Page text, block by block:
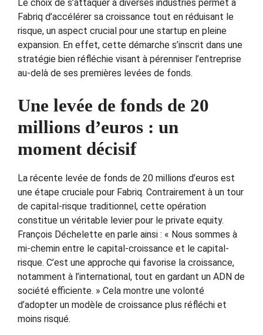
Le choix de s’attaquer à diverses industries permet à
Fabriq d’accélérer sa croissance tout en réduisant le
risque, un aspect crucial pour une startup en pleine
expansion. En effet, cette démarche s’inscrit dans une
stratégie bien réfléchie visant à pérenniser l’entreprise
au-delà de ses premières levées de fonds.
Une levée de fonds de 20
millions d’euros : un
moment décisif
La récente levée de fonds de 20 millions d’euros est
une étape cruciale pour Fabriq. Contrairement à un tour
de capital-risque traditionnel, cette opération
constitue un véritable levier pour le private equity.
François Déchelette en parle ainsi : « Nous sommes à
mi-chemin entre le capital-croissance et le capital-
risque. C’est une approche qui favorise la croissance,
notamment à l’international, tout en gardant un ADN de
société efficiente. » Cela montre une volonté
d’adopter un modèle de croissance plus réfléchi et
moins risqué.